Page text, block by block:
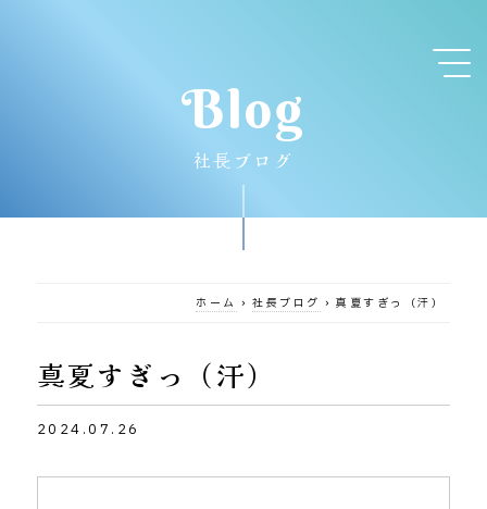
Blog
社長ブログ
ホーム › 社長ブログ › 真夏すぎっ（汗）
真夏すぎっ（汗）
2024.07.26